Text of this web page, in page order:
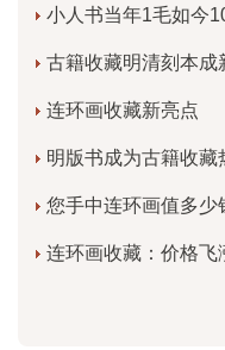
小人书当年1毛如今
古籍收藏明清刻本成
连环画收藏新亮点
明版书成为古籍收藏
您手中连环画值多少
连环画收藏：价格飞